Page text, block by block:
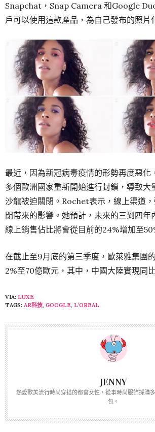
Snapchat，Snap Camera 和Google
戶可以使用這款產品，為自己發布的照片​​
最近，因為新冠病毒疫情的形勢再度惡化
多個歐洲國家重新開始進行封鎖，導致大
沙龍被迫關閉。Rochet表示，線上渠道
閉帶來的影響。她預計，未來的三到四年
線上銷售佔比將會從目前的24%增加至
在截止至9月底的第三季度，歐萊雅集團
2%至70億歐元，其中，中國大陸實現同
VIA: LUXE
TAGS: AR科技, GOOGLE, L’OREAL
JENNY
熱愛歐美流行時尚穿搭的都會女性，從事時尚服飾採購
包。